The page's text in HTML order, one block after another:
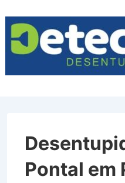
para
Conteúdo
Pontal em